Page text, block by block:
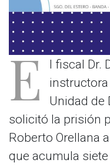
E l fiscal Dr.
instructora
Unidad de
solicitó la prisión
Roberto Orellana
que acumula